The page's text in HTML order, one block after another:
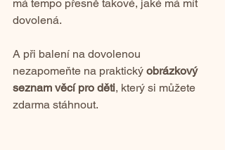
má tempo přesně takové, jaké má mít
dovolená.
A při balení na dovolenou
nezapomeňte na praktický obrázkový
seznam věcí pro děti, který si můžete
zdarma stáhnout.